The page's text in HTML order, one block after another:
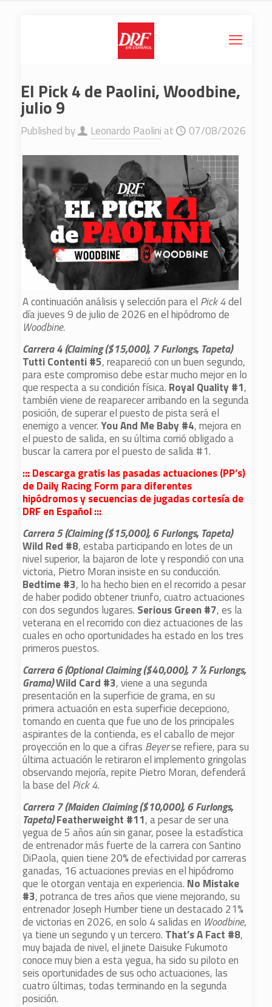
El Pick 4 de Paolini, Woodbine,
julio 9
Published by Leonardo Paolini at 07/08/2026
A continuación análisis y selección para el Pick 4del
día jueves 9 de julio de 2026 en el hipódromo de
Woodbine.
Carrera 4 (Claiming ($15,000), 7 Furlongs, Tapeta)
Tutti Contenti #5, reapareció con un buen segundo,
para este compromiso debe estar mucho mejor en lo
que respecta a su condición física. Royal Quality #1,
también viene de reaparecer arribando en la segunda
posición, de superar el puesto de pista será el
enemigo a vencer.You And Me Baby #4, mejora en
el puesto de salida, en su última corrió obligado a
buscar la carrera por el puesto de salida #1.
::: Descarga gratis las pasadas actuaciones (PP’s)
de Daily Racing Form para diferentes
hipódromos y secuencias de jugadas cortesía de
DRF en Español :::
Carrera 5 (Claiming ($15,000), 6 Furlongs, Tapeta)
Wild Red #8, estaba participando en lotes de un
nivel superior, la bajaron de lote y respondió con una
victoria, Pietro Moran insiste en su conducción.
Bedtime #3, lo ha hecho bien en el recorrido a pesar
de haber podido obtener triunfo, cuatro actuaciones
con dos segundos lugares. Serious Green #7, es la
veterana en el recorrido con diez actuaciones de las
cuales en ocho oportunidades ha estado en los tres
primeros puestos.
Carrera 6 (Optional Claiming ($40,000), 7 ½ Furlongs,
Grama)Wild Card #3, viene a una segunda
presentación en la superficie de grama, en su
primera actuación en esta superficie decepciono,
tomando en cuenta que fue uno de los principales
aspirantes de la contienda, es el caballo de mejor
proyección en lo que a cifras Beyerse refiere, para su
última actuación le retiraron el implemento gringolas
observando mejoría, repite Pietro Moran, defenderá
la base del Pick 4.
Carrera 7 (Maiden Claiming ($10,000), 6 Furlongs,
Tapeta)Featherweight #11, a pesar de ser una
yegua de 5 años aún sin ganar, posee la estadística
de entrenador más fuerte de la carrera con Santino
DiPaola, quien tiene 20% de efectividad por carreras
ganadas, 16 actuaciones previas en el hipódromo
que le otorgan ventaja en experiencia. No Mistake
#3, potranca de tres años que viene mejorando, su
entrenador Joseph Humber tiene un destacado 21%
de victorias en 2026, en solo 4 salidas en Woodbine,
ya tiene un segundo y un tercero. That’s A Fact #8,
muy bajada de nivel, el jinete Daisuke Fukumoto
conoce muy bien a esta yegua, ha sido su piloto en
seis oportunidades de sus ocho actuaciones, las
cuatro últimas, todas terminando en la segunda
posición.